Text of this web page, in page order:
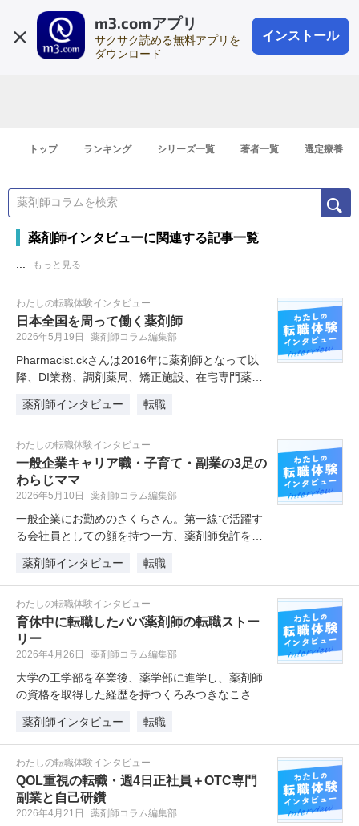
m3.comアプリ
サクサク読める無料アプリを
ダウンロード
インストール
会員登録
登録1分
トップ ランキング シリーズ一覧 著者一覧 選定療養
薬剤師インタビューに関連する記事一覧
もっと見る
わたしの転職体験インタビュー
日本全国を周って働く薬剤師
2026年5月19日 薬剤師コラム編集部
Pharmacist.ckさんは2016年に薬剤師となって以
降、DI業務、調剤薬局、矯正施設、在宅専門薬局
薬剤師インタビュー
転職
わたしの転職体験インタビュー
一般企業キャリア職・子育て・副業の3足の
わらじママ
2026年5月10日 薬剤師コラム編集部
一般企業にお勤めのさくらさん。第一線で活躍す
る会社員としての顔を持つ一方、薬剤師免許を活
薬剤師インタビュー
転職
わたしの転職体験インタビュー
育休中に転職したパパ薬剤師の転職ストー
リー
2026年4月26日 薬剤師コラム編集部
大学の工学部を卒業後、薬学部に進学し、薬剤師
の資格を取得した経歴を持つくろみつきなこさ
薬剤師インタビュー
転職
わたしの転職体験インタビュー
QOL重視の転職・週4日正社員＋OTC専門
副業と自己研鑽
2026年4月21日 薬剤師コラム編集部